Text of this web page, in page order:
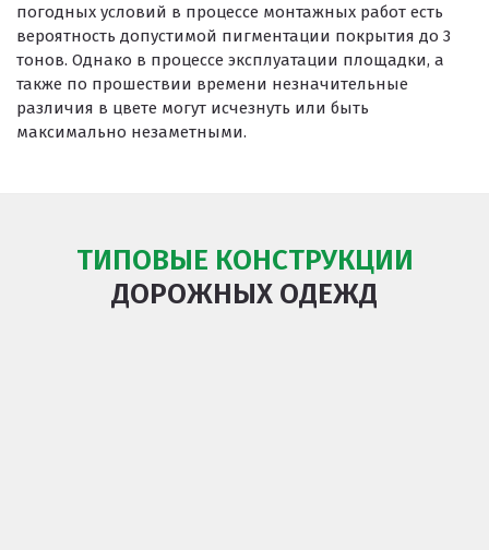
погодных условий в процессе монтажных работ есть
вероятность допустимой пигментации покрытия до 3
тонов. Однако в процессе эксплуатации площадки, а
также по прошествии времени незначительные
различия в цвете могут исчезнуть или быть
максимально незаметными.
ТИПОВЫЕ КОНСТРУКЦИИ
ДОРОЖНЫХ ОДЕЖД